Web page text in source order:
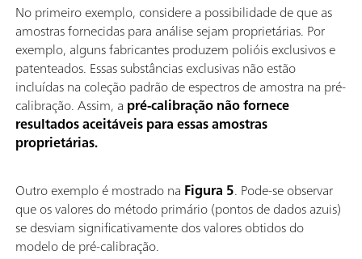
No primeiro exemplo, considere a possibilidade de que as
amostras fornecidas para análise sejam proprietárias. Por
exemplo, alguns fabricantes produzem polióis exclusivos e
patenteados. Essas substâncias exclusivas não estão
incluídas na coleção padrão de espectros de amostra na pré-
calibração. Assim, a pré-calibração não fornece
resultados aceitáveis para essas amostras
proprietárias.
Outro exemplo é mostrado na Figura 5. Pode-se observar
que os valores do método primário (pontos de dados azuis)
se desviam significativamente dos valores obtidos do
modelo de pré-calibração.